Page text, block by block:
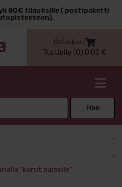
80€ tilauksille ( postipaketti
Ostoskori
Tuotteita (0) 0,00 €
Hae
“korut naiselle”